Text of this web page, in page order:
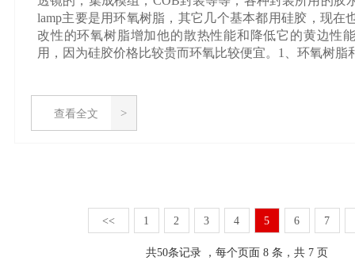
lamp主要是用环氧树脂，其它几个基本都用硅胶，现在
改性的环氧树脂增加他的散热性能和降低它的黄边性
用，因为硅胶价格比较贵而环氧比较便宜。1、环氧树脂
查看全文
<< 1 2 3 4 5 6 7
共50条记录 ，每个页面 8 条，共 7 页